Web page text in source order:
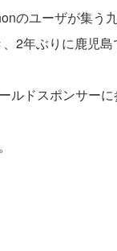
のユーザが集う
2年ぶりに鹿児島
ドスポンサーに